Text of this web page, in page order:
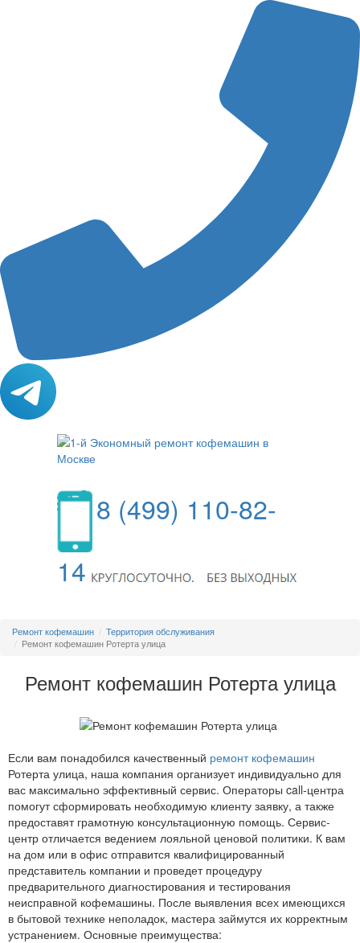
8 (499) 110-82-
14
Ремонт кофемашин
Территория обслуживания
Ремонт кофемашин Ротерта улица
Ремонт кофемашин Ротерта улица
Если вам понадобился качественный ремонт кофемашин
Ротерта улица, наша компания организует индивидуально для
вас максимально эффективный сервис. Операторы call-центра
помогут сформировать необходимую клиенту заявку, а также
предоставят грамотную консультационную помощь. Сервис-
центр отличается ведением лояльной ценовой политики. К вам
на дом или в офис отправится квалифицированный
представитель компании и проведет процедуру
предварительного диагностирования и тестирования
неисправной кофемашины. После выявления всех имеющихся
в бытовой технике неполадок, мастера займутся их корректным
устранением. Основные преимущества: